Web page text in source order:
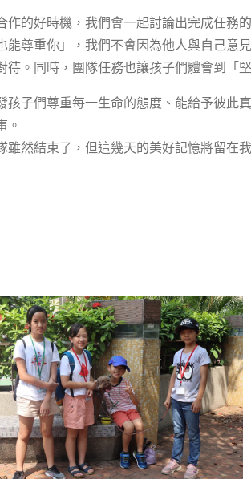
的好時機，我們會一起討論出完成任務
尊重你」，我們不會因為他人與自己意
。同時，團隊任務也讓孩子們體會到「
子們尊重每一生命的態度、能給予彼此
。
然結束了，但這幾天的美好記憶將留在